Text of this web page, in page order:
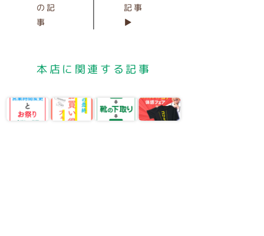
の記
事
記事
▶
本店に関連する記事